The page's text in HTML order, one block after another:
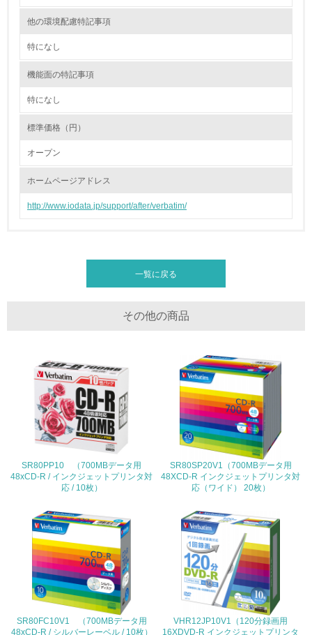
→ 導入している規格名
第三者認証を取得している
2.環境への取り組み
油、ガス）の使用量削減の取り組みを行っている
<L2> 資源とエネルギーの使用量の把握をし、具体的な削
<L1> 環境配慮型製品・サービスの製造・販売を積極的に
行っている
<L2> 環境配慮型製品・サービスの製造・販売状況を把握
し、具体的な販売目標や計画を立てている
グリーン購入
<L1> グリーン購入の取り組み方針を有し、グリーン購入
を行っている
<L2> 購入している製品・サービスの量と種類を把握し、
具体的な目標や計画を立てている
他の環境配慮特記事項
特になし
機能面の特記事項
特になし
標準価格（円）
オープン
ホームページアドレス
http://www.iodata.jp/support/after/verbatim/
一覧に戻る
その他の商品
SR80PP10 （700MBデータ用
48xCD-R / インクジェットプリンタ対
応 / 10枚）
SR80SP20V1（700MBデータ用
48XCD-R インクジェットプリンタ対
応（ワイド） 20枚）
SR80FC10V1 （700MBデータ用
48xCD-R / シルバーレーベル / 10枚）
VHR12JP10V1（120分録画用
16XDVD-R インクジェットプリンタ